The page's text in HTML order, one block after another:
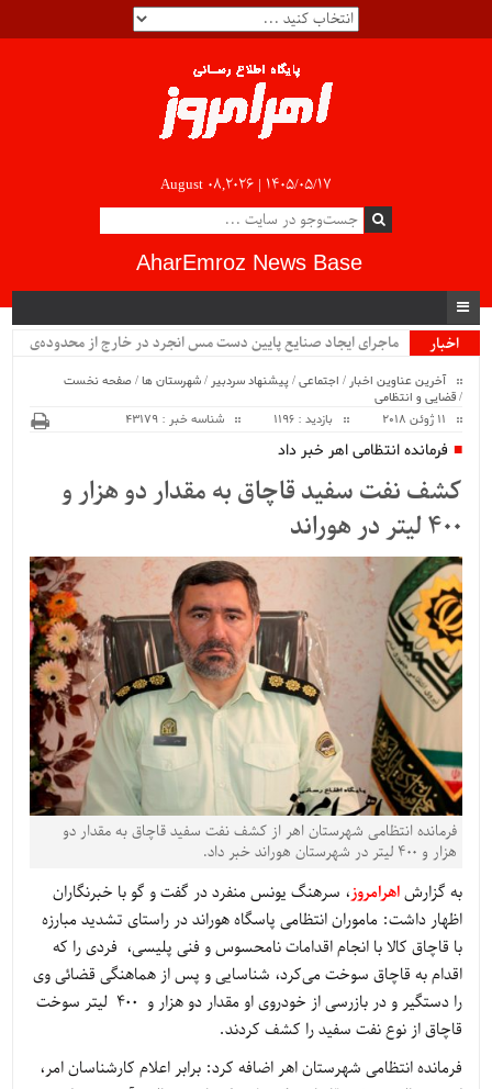
August 08,2026 | ۱۴۰۵/۰۵/۱۷
AharEmroz News Base
اخبار
ماجرای ایجاد صنایع پایین دست مس انجرد در خارج از محدوده‌ی
آخرین عناوین اخبار / اجتماعی/پیشنهاد سردبیر /شهرستان ها/صفحه نخست
/قضایی و انتظامی
بازدید : 1196 شناسه خبر : 43179
فرمانده انتظامی اهر خبر داد
کشف نفت سفید قاچاق به مقدار دو هزار و
400 لیتر در هوراند
فرمانده انتظامی شهرستان اهر از کشف نفت سفید قاچاق به مقدار دو
هزار و 400 لیتر در شهرستان هوراند خبر داد.
به گزارشاهرامروز، سرهنگ یونس منفرد در گفت و گو با خبرنگاران
اظهار داشت: ماموران انتظامی پاسگاه هوراند در راستای تشدید مبارزه
با قاچاق کالا با انجام اقدامات نامحسوس و فنی پلیسی، فردی را که
اقدام به قاچاق سوخت می‌کرد، شناسایی و پس از هماهنگی قضائی وی
را دستگیر و در بازرسی از خودروی او مقدار دو هزار و 400 لیتر سوخت
قاچاق از نوع نفت سفید را کشف کردند.
فرمانده انتظامی شهرستان اهر اضافه کرد: برابر اعلام کارشناسان امر،